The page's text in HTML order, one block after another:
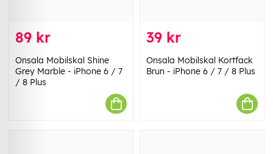
89 kr
Onsala Mobilskal Shine
Grey Marble - iPhone 6 / 7
/ 8 Plus
39 kr
Onsala Mobilskal Kortfack
Brun - iPhone 6 / 7 / 8 Plus